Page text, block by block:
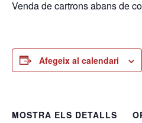
Venda de cartrons abans de
Afegeix al calendari
MOSTRA ELS DETALLS